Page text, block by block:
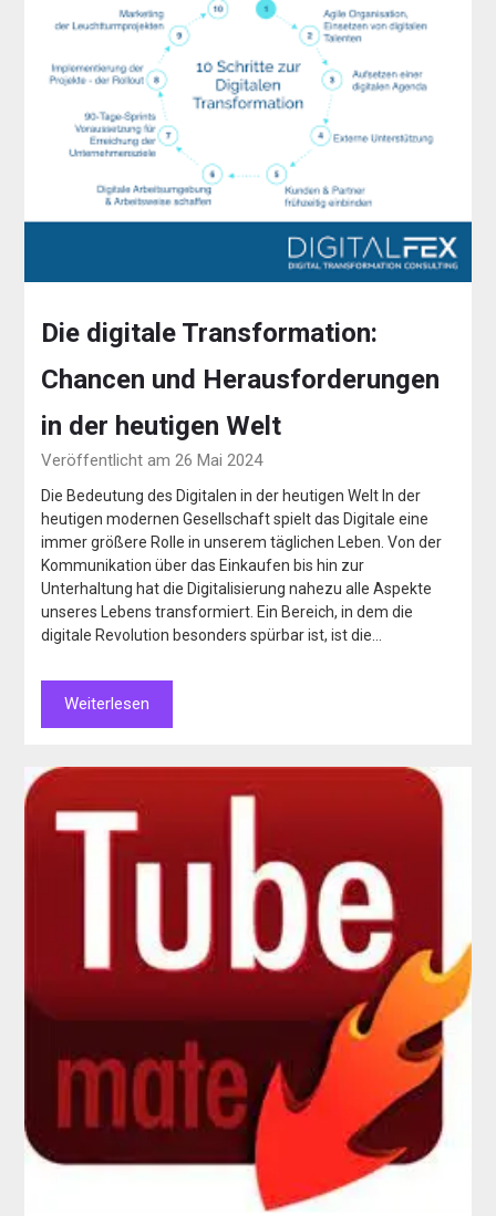
Die digitale Transformation:
Chancen und Herausforderungen
in der heutigen Welt
Veröffentlicht am 26 Mai 2024
Die Bedeutung des Digitalen in der heutigen Welt In der
heutigen modernen Gesellschaft spielt das Digitale eine
immer größere Rolle in unserem täglichen Leben. Von der
Kommunikation über das Einkaufen bis hin zur
Unterhaltung hat die Digitalisierung nahezu alle Aspekte
unseres Lebens transformiert. Ein Bereich, in dem die
digitale Revolution besonders spürbar ist, ist die…
Weiterlesen